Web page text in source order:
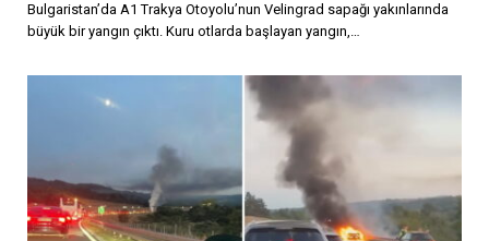
Bulgaristan’da A1 Trakya Otoyolu’nun Velingrad sapağı yakınlarında
büyük bir yangın çıktı. Kuru otlarda başlayan yangın,…